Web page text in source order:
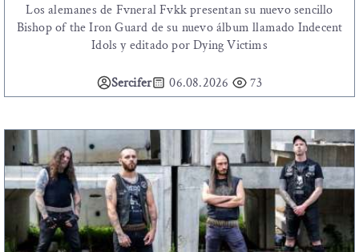
Los alemanes de Fvneral Fvkk presentan su nuevo sencillo
Bishop of the Iron Guard de su nuevo álbum llamado Indecent
Idols y editado por Dying Victims
Sercifer 06.08.2026 73